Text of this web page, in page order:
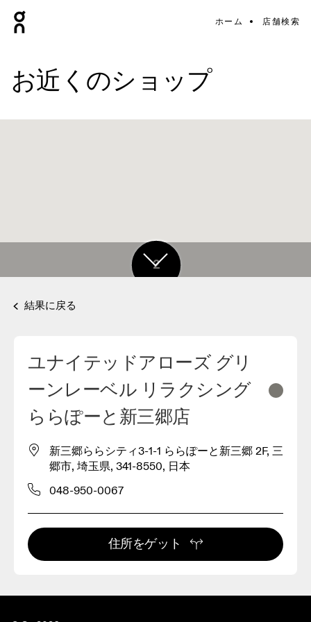
ホーム 店舗検索
お近くのショップ
2
2
結果に戻る
ユナイテッドアローズ グリ
ーンレーベル リラクシング
ららぽーと新三郷店
新三郷ららシティ3-1-1 ららぽーと新三郷 2F, 三
郷市, 埼玉県, 341-8550, 日本
048-950-0067
住所をゲット